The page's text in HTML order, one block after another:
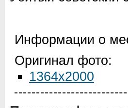
Информации о
Оригинал фото:
1364x2000